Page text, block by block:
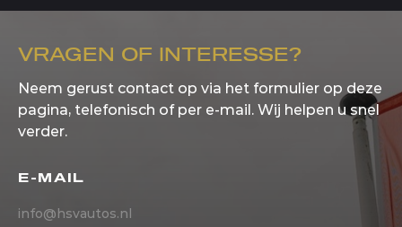
VRAGEN OF INTERESSE?
Neem gerust contact op via het formulier op deze
pagina, telefonisch of per e-mail. Wij helpen u snel
verder.
E-MAIL
info@hsvautos.nl